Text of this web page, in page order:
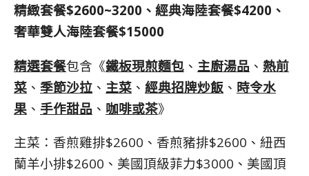
精緻套餐$2600~3200、經典海陸套餐$4200、
奢華雙人海陸套餐$15000
精選套餐包含《鐵板現煎麵包 、 主廚湯品 、 熱前
菜 、 季節沙拉 、 主菜 、 經典招牌炒飯 、 時令水
果 、 手作甜品 、 咖啡或茶》
主菜：香煎雞排$2600、香煎豬排$2600、紐西
蘭羊小排$2600、美國頂級菲力$3000、美國頂